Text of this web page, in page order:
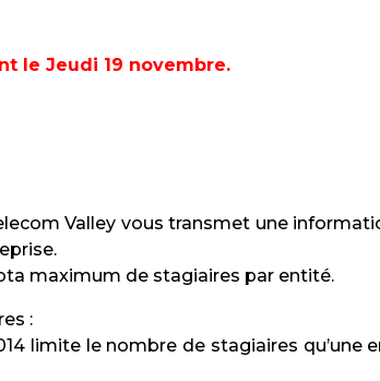
le Jeudi 19 novembre.
Valley vous transmet une
maximum de stagiaires par entité.
:
limite le nombre de stagiaires qu’une